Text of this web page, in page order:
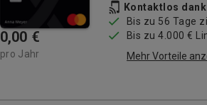
0,00 €
pro Jahr
Kontaktlos
Bis zu 56 Tage
Bis zu 4.000 €
Mehr Vorteile